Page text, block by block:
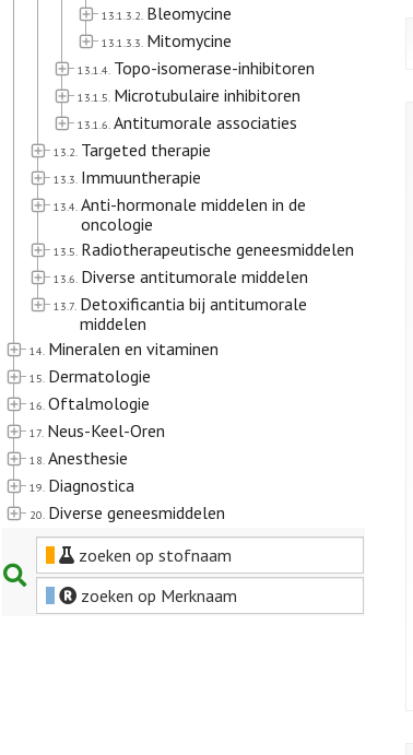
13.1.3.2. Bleomycine
13.1.3.3. Mitomycine
13.1.4. Topo-isomerase-inhibitoren
13.1.5. Microtubulaire inhibitoren
13.1.6. Antitumorale associaties
13.2. Targeted therapie
13.3. Immuuntherapie
13.4. Anti-hormonale middelen in de
oncologie
13.5. Radiotherapeutische geneesmiddelen
13.6. Diverse antitumorale middelen
13.7. Detoxificantia bij antitumorale
middelen
14. Mineralen en vitaminen
15. Dermatologie
16. Oftalmologie
17. Neus-Keel-Oren
18. Anesthesie
19. Diagnostica
20. Diverse geneesmiddelen
zoeken op stofnaam
zoeken op Merknaam